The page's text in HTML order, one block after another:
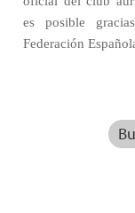
es posible
Federación